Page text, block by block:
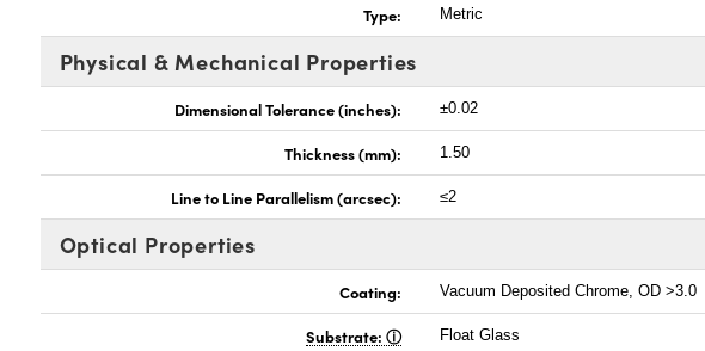
Type: Metric
Physical & Mechanical Properties
Dimensional Tolerance (inches): ±0.02
Thickness (mm): 1.50
Line to Line Parallelism (arcsec): ≤2
Optical Properties
Coating: Vacuum Deposited Chrome, OD >3.0
Substrate: Float Glass